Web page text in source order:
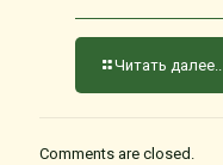
Читать далее..
Comments are closed.